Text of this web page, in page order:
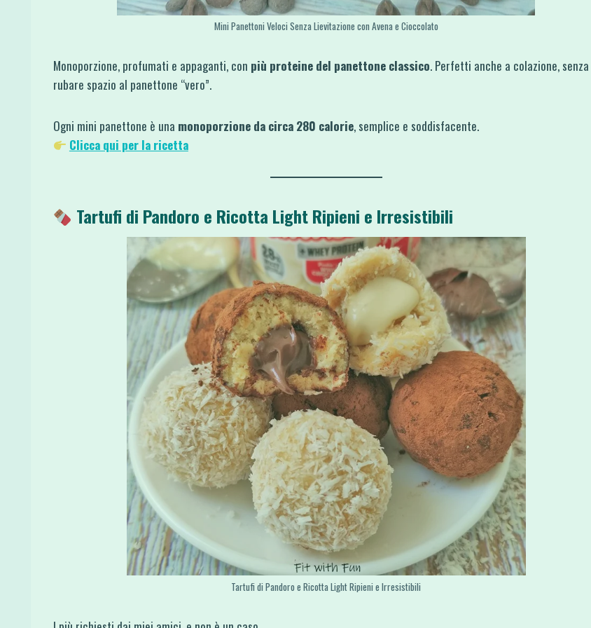
Mini Panettoni Veloci Senza Lievitazione con Avena e Cioccolato
Monoporzione, profumati e appaganti, con più proteine del panettone classico. Perfetti anche a colazione, senza
rubare spazio al panettone “vero”.
Ogni mini panettone è una monoporzione da circa 280 calorie, semplice e soddisfacente.
Clicca qui per la ricetta
Tartufi di Pandoro e Ricotta Light Ripieni e Irresistibili
Tartufi di Pandoro e Ricotta Light Ripieni e Irresistibili